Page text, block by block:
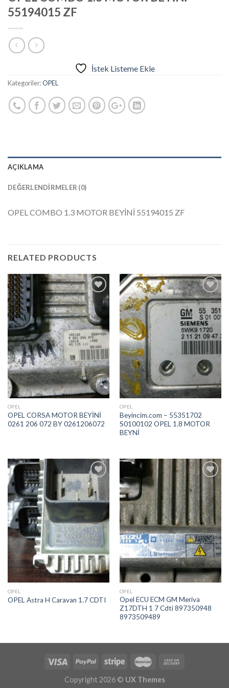
55194015 ZF
İstek Listeme Ekle
Kategoriler:OPEL
AÇIKLAMA
DEĞERLENDIRMELER (0)
OPEL COMBO 1.3 MOTOR BEYİNİ 55194015 ZF
RELATED PRODUCTS
İstek
Listeme
Ekle
OPEL
OPEL CORSA MOTOR BEYİNİ
0261 206 072 BY 0261206072
İstek
Listeme
Ekle
OPEL
Beyincim.com – 55351702
S0100102 OPEL 1.8 MOTOR
BEYNİ
İstek
OPEL
OPEL Astra H Caravan 1.7 CDTI
İstek
Listeme
Ekle
OPEL
Opel ECU ECM GM Meriva
Z17DTH 1 7 Cdti 897350948
8973509489
Copyright 2026 © UX Themes